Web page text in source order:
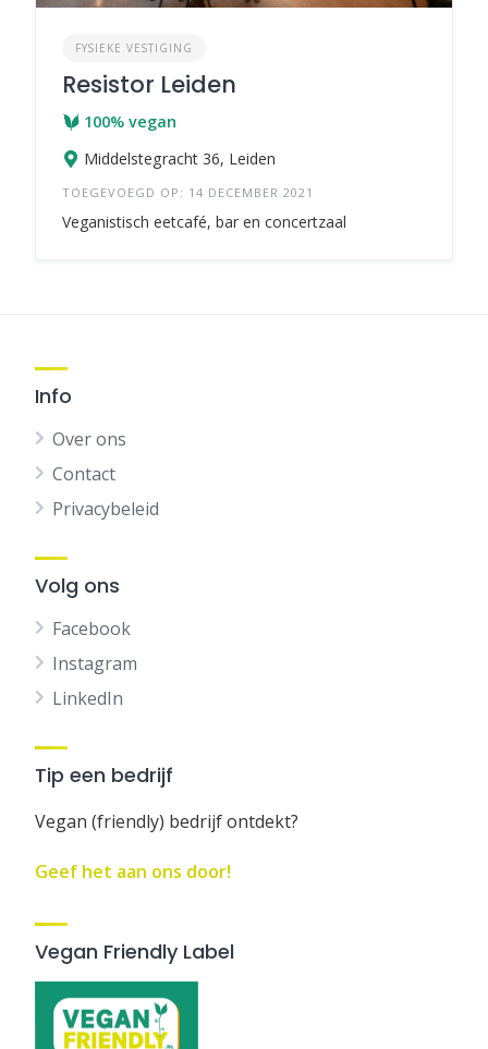
FYSIEKE VESTIGING
Resistor Leiden
100% vegan
Middelstegracht 36, Leiden
TOEGEVOEGD OP: 14 DECEMBER 2021
Veganistisch eetcafé, bar en concertzaal
Info
Over ons
Contact
Privacybeleid
Volg ons
Facebook
Instagram
LinkedIn
Tip een bedrijf
Vegan (friendly) bedrijf ontdekt?
Geef het aan ons door!
Vegan Friendly Label